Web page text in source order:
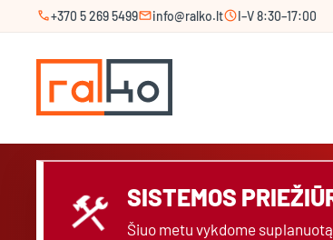
call+370 5 269 5499mailinfo@ralko.ltscheduleI–V 8:30–17:00
construction SISTEMOS
Šiuo metu vykdome